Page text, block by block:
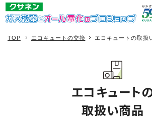
TOP エコキュートの交換 エコキュートの取扱
エコキュート
取扱い商品